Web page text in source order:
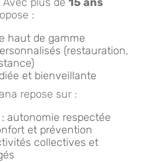
:
haut de gamme
(restauration,
et bienveillante
repose sur :
autonomie respectée
et prévention
collectives et